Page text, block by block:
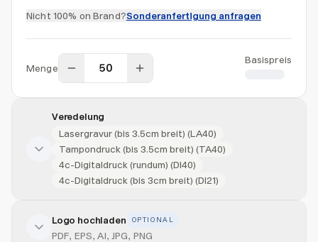
Nicht 100% on Brand?Sonderanfertigung anfragen
Menge
Basispreis
Veredelung
Lasergravur (bis 3.5cm breit) (LA40)
Tampondruck (bis 3.5cm breit) (TA40)
4c-Digitaldruck (rundum) (DI40)
4c-Digitaldruck (bis 3cm breit) (DI21)
Veredelung hinzufügen
Logo hochladen OPTIONAL
PDF, EPS, AI, JPG, PNG